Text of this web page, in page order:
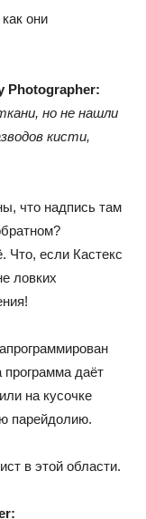
как они
Photographer:
, но не нашли
кисти,
, что надпись там
. Что, если Кастекс
ловких
программа даёт
на кусочке
парейдолию.
в этой области.